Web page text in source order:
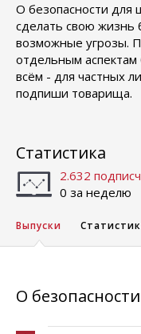
О безопасности для
сделать свою жизнь
возможные угрозы.
отдельным аспектам
всём - для частных
подпиши товарища.
Статистика
2.632
0 за неделю
Выпуски
О безопасности